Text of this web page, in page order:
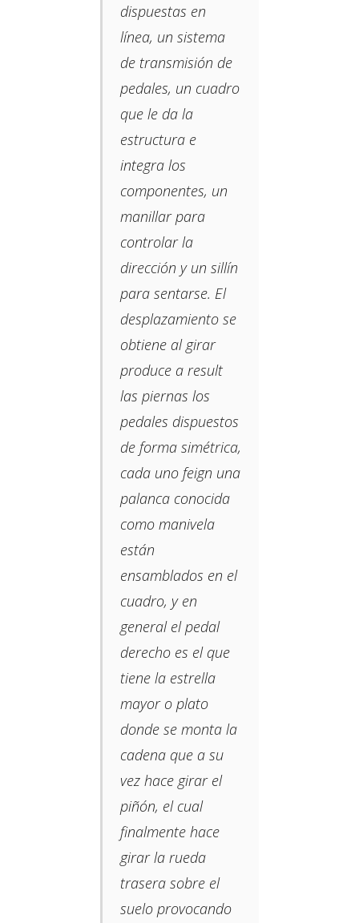
dispuestas en
línea, un sistema
de transmisión de
pedales, un cuadro
que le da la
estructura e
integra los
componentes, un
manillar para
controlar la
dirección y un sillín
para sentarse. El
desplazamiento se
obtiene al girar
produce a result
las piernas los
pedales dispuestos
de forma simétrica,
cada uno feign una
palanca conocida
como manivela
están
ensamblados en el
cuadro, y en
general el pedal
derecho es el que
tiene la estrella
mayor o plato
donde se monta la
cadena que a su
vez hace girar el
piñón, el cual
finalmente hace
girar la rueda
trasera sobre el
suelo provocando